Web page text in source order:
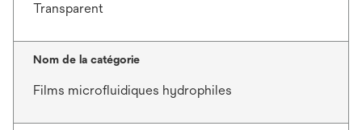
Transparent
Nom de la catégorie
Films microfluidiques hydrophiles